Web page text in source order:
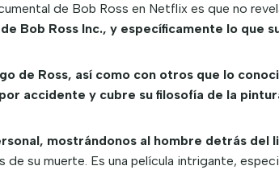
de Bob Ross en Netflix es que no
Bob Ross Inc., y específicamente lo que
de Ross, así como con otros que lo
accidente y cubre su filosofía de la
mostrándonos al hombre detrás del
de su muerte. Es una película intrigante,